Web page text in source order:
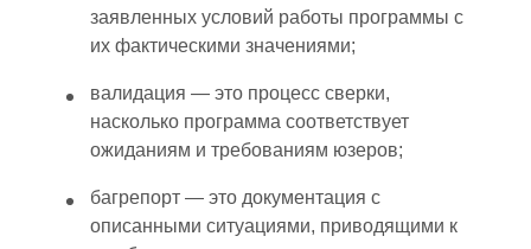
заявленных условий работы программы с
их фактическими значениями;
валидация — это процесс сверки,
насколько программа соответствует
ожиданиям и требованиям юзеров;
багрепорт — это документация с
описанными ситуациями, приводящими к